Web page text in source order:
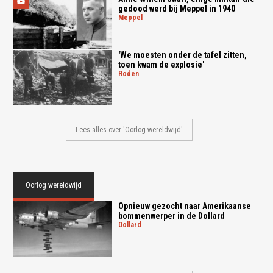
gedood werd bij Meppel in 1940
meppel
'We moesten onder de tafel zitten,
toen kwam de explosie'
roden
Lees alles over 'Oorlog wereldwijd'
Oorlog wereldwijd
Opnieuw gezocht naar Amerikaanse
bommenwerper in de Dollard
dollard